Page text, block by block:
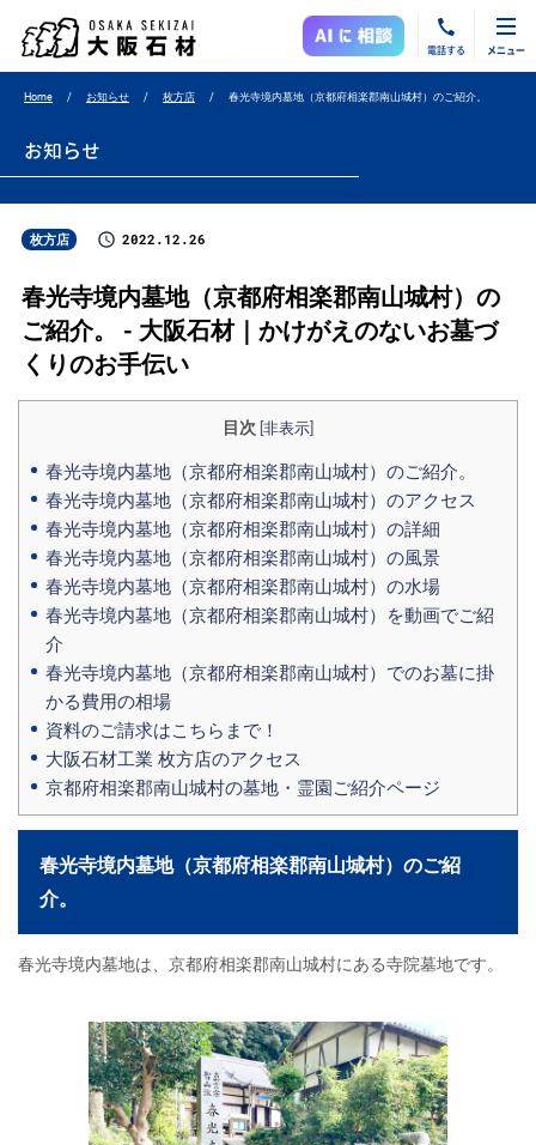
電話する メニュー
Home お知らせ 枚方店 春光寺境内墓地（京都府相楽郡南山城村）のご紹介。
お知らせ
枚方店 2022.12.26
春光寺境内墓地（京都府相楽郡南山城村）の
ご紹介。 - 大阪石材｜かけがえのないお墓づ
くりのお手伝い
目次 非表示
春光寺境内墓地（京都府相楽郡南山城村）のご紹介。
春光寺境内墓地（京都府相楽郡南山城村）のアクセス
春光寺境内墓地（京都府相楽郡南山城村）の詳細
春光寺境内墓地（京都府相楽郡南山城村）の風景
春光寺境内墓地（京都府相楽郡南山城村）の水場
春光寺境内墓地（京都府相楽郡南山城村）を動画でご紹
介
春光寺境内墓地（京都府相楽郡南山城村）でのお墓に掛
かる費用の相場
資料のご請求はこちらまで！
大阪石材工業 枚方店のアクセス
京都府相楽郡南山城村の墓地・霊園ご紹介ページ
春光寺境内墓地（京都府相楽郡南山城村）のご紹
介。
春光寺境内墓地は、京都府相楽郡南山城村にある寺院墓地です。